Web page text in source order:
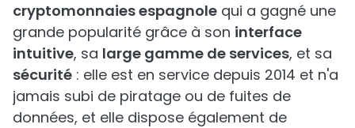
cryptomonnaies espagnole qui a gagné une
grande popularité grâce à son interface
intuitive, sa large gamme de services, et sa
sécurité : elle est en service depuis 2014 et n'a
jamais subi de piratage ou de fuites de
données, et elle dispose également de